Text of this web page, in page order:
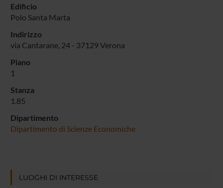
Edificio
Polo Santa Marta
Indirizzo
via Cantarane, 24 - 37129 Verona
Piano
1
Stanza
1.85
Dipartimento
Dipartimento di Scienze Economiche
LUOGHI DI INTERESSE